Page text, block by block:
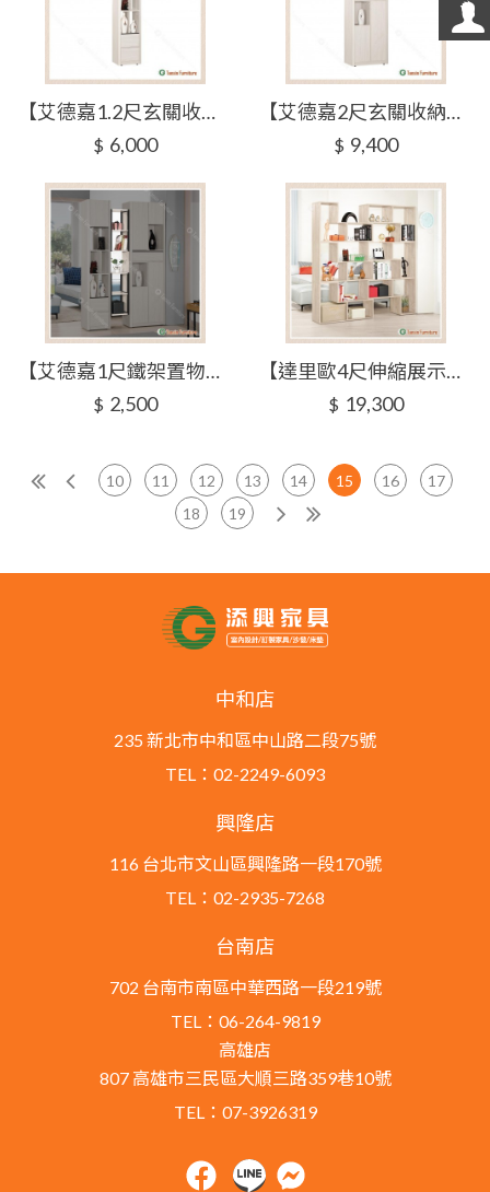
【艾德嘉1.2尺玄關收納櫃】【2024-B418-2】【添興家具】
$ 6,000
【艾德嘉2尺玄關收納櫃】【2024-B418-3】【添興家具】
$ 9,400
【艾德嘉1尺鐵架置物櫃(單只)】【2024-B418-4】【添興家具】
$ 2,500
【達里歐4尺伸縮展示櫃】【2025-B1519-1】【添興家具】
$ 19,300
10 11 12 13 14 15 16
17
18
19
中和店
235 新北市中和區中山路二段75號
TEL：02-2249-6093
興隆店
116 台北市文山區興隆路一段170號
TEL：02-2935-7268
台南店
702 台南市南區中華西路一段219號
TEL：06-264-9819
高雄店
807 高雄市三民區大順三路359巷10號
TEL：07-3926319